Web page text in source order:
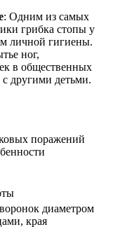
: Одним из самых
грибка стопы у
личной гигиены.
ног,
в общественных
другими детьми.
поражений
диаметром
края